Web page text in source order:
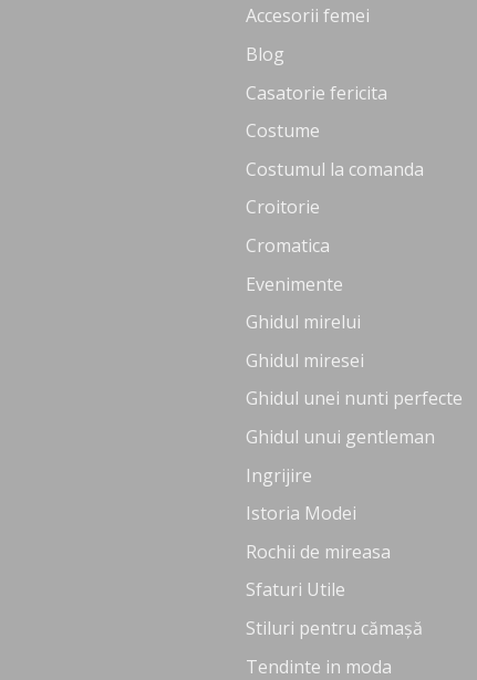
Accesorii femei
Blog
Casatorie fericita
Costume
Costumul la comanda
Croitorie
Cromatica
Evenimente
Ghidul mirelui
Ghidul miresei
Ghidul unei nunti perfecte
Ghidul unui gentleman
Ingrijire
Istoria Modei
Rochii de mireasa
Sfaturi Utile
Stiluri pentru cămașă
Tendinte in moda